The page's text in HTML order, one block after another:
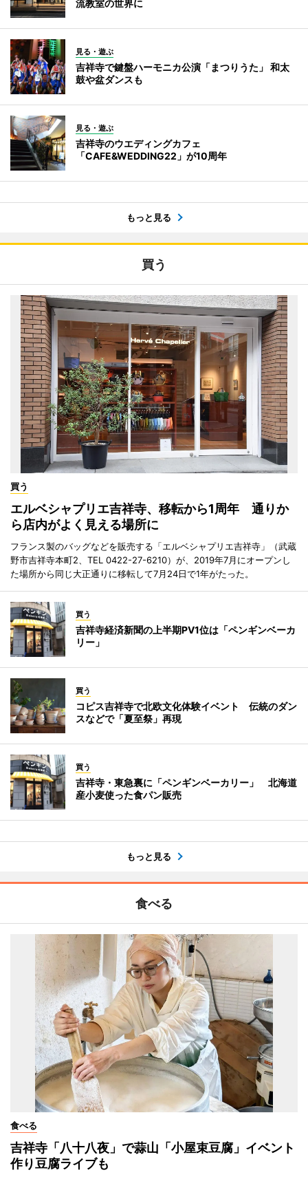
流教室の世界に
見る・遊ぶ
吉祥寺で鍵盤ハーモニカ公演「まつりうた」 和太
鼓や盆ダンスも
見る・遊ぶ
吉祥寺のウエディングカフェ
「CAFE&WEDDING22」が10周年
もっと見る
買う
買う
エルベシャプリエ吉祥寺、移転から1周年 通りか
ら店内がよく見える場所に
フランス製のバッグなどを販売する「エルベシャプリエ吉祥寺」（武蔵
野市吉祥寺本町2、TEL 0422-27-6210）が、2019年7月にオープンし
た場所から同じ大正通りに移転して7月24日で1年がたった。
買う
吉祥寺経済新聞の上半期PV1位は「ペンギンベーカ
リー」
買う
コピス吉祥寺で北欧文化体験イベント 伝統のダン
スなどで「夏至祭」再現
買う
吉祥寺・東急裏に「ペンギンベーカリー」 北海道
産小麦使った食パン販売
もっと見る
食べる
食べる
吉祥寺「八十八夜」で蒜山「小屋束豆腐」イベント
作り豆腐ライブも